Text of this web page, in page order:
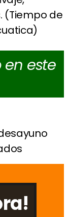
(Tiempo de
en este